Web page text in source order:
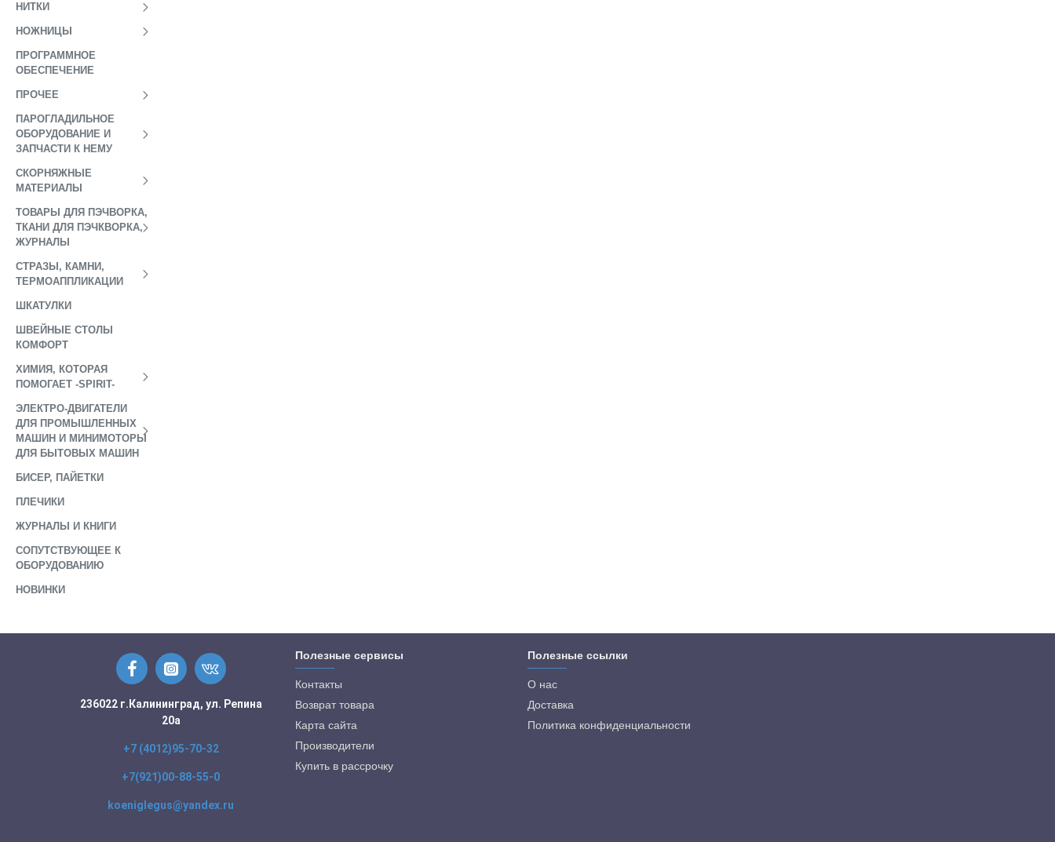
НИТКИ
НОЖНИЦЫ
ПРОГРАММНОЕ
ОБЕСПЕЧЕНИЕ
ПРОЧЕЕ
ПАРОГЛАДИЛЬНОЕ
ОБОРУДОВАНИЕ И
ЗАПЧАСТИ К НЕМУ
СКОРНЯЖНЫЕ
МАТЕРИАЛЫ
ТОВАРЫ ДЛЯ ПЭЧВОРКА,
ТКАНИ ДЛЯ ПЭЧКВОРКА,
ЖУРНАЛЫ
СТРАЗЫ, КАМНИ,
ТЕРМОАППЛИКАЦИИ
ШКАТУЛКИ
ШВЕЙНЫЕ СТОЛЫ
КОМФОРТ
ХИМИЯ, КОТОРАЯ
ПОМОГАЕТ -SPIRIT-
ЭЛЕКТРО-ДВИГАТЕЛИ
ДЛЯ ПРОМЫШЛЕННЫХ
МАШИН И МИНИМОТОРЫ
ДЛЯ БЫТОВЫХ МАШИН
БИСЕР, ПАЙЕТКИ
ПЛЕЧИКИ
ЖУРНАЛЫ И КНИГИ
СОПУТСТВУЮЩЕЕ К
ОБОРУДОВАНИЮ
НОВИНКИ
236022 г.Калининград, ул. Репина
20а
+7 (4012)95-70-32
+7(921)00-88-55-0
koeniglegus@yandex.ru
Полезные сервисы
Контакты
Возврат товара
Карта сайта
Производители
Купить в рассрочку
Полезные ссылки
О нас
Доставка
Политика конфиденциальности